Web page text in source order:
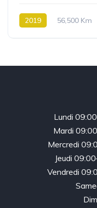
2019 56,500 Km
Lundi
Mardi
Mercredi
Jeudi
Vendredi